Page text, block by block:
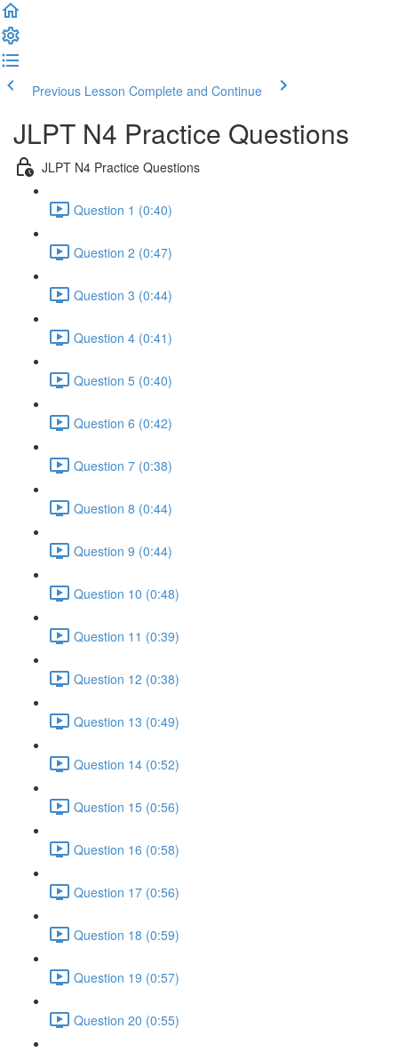
Previous Lesson Complete and Continue
JLPT N4 Practice Questions
JLPT N4 Practice Questions
Question 1 (0:40)
Question 2 (0:47)
Question 3 (0:44)
Question 4 (0:41)
Question 5 (0:40)
Question 6 (0:42)
Question 7 (0:38)
Question 8 (0:44)
Question 9 (0:44)
Question 10 (0:48)
Question 11 (0:39)
Question 12 (0:38)
Question 13 (0:49)
Question 14 (0:52)
Question 15 (0:56)
Question 16 (0:58)
Question 17 (0:56)
Question 18 (0:59)
Question 19 (0:57)
Question 20 (0:55)